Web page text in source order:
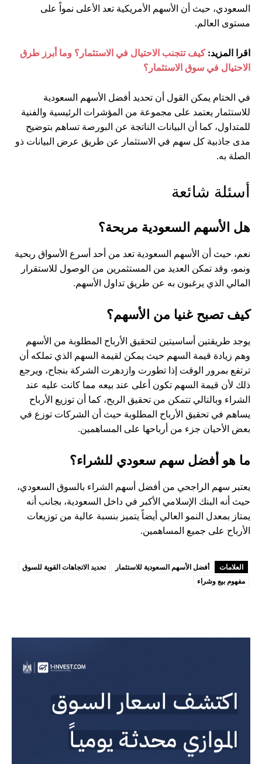
السعودي، حيث أن الأسهم الأمريكية تعد الأعلى نمواً على
مستوى العالم.
اقرا المزيد:كيف تتجنب الاحتيال في الاستثمار؟ وما أبرز طرق
الاحتيال في سوق الاستثمار؟
في الختام يمكن القول أن تحديد أفضل الأسهم السعودية
للاستثمار يعتمد على مجموعة من المؤشرات الرئيسية والفنية
للمتداول، كما أن البيانات الناتجة عن البورصة تساهم بتوضيح
مدى جاذبية كل سهم في الاستثمار عن طريق عرض البيانات ذو
الصلة به.
أسئلة شائعة
هل الأسهم السعودية مربحة؟
نعم، حيث أن الأسهم السعودية تعد من أحد أسرع الأسواق ربحية
ونمو، وقد تمكن العديد من المستثمرين من الوصول للاستقرار
المالي الذي يرغبون به عن طريق تداول الأسهم.
كيف تصبح غنيا من الأسهم؟
يوجد طريقتين أساسيتين لتحقيق الأرباح المطلوبة من الأسهم
وهم زيادة قيمة السهم حيث يمكن لقيمة السهم الذي تملكه أن
ترتفع بمرور الوقت إذا تطورت وازدهرت الشركة بنجاح، ويرجع
ذلك لأن قيمة السهم تكون أعلى عند بيعه مما كانت عليه عند
الشراء وبالتالي تتمكن من تحقيق الربح، كما أن توزيع الأرباح
يساهم في تحقيق الأرباح المطلوبة حيث أن الشركات توزع في
بعض الأحيان جزء من أرباحها على المساهمين.
ما هو أفضل سهم سعودي للشراء؟
يعتبر سهم الراجحي من أفضل أسهم الشراء بالسوق السعودي،
حيث أنه البنك الإسلامي الأكبر في داخل السعودية، بجانب أنه
يمتاز بمعدل النمو العالي أيضاً يتميز بنسبة عالية من توزيعات
الأرباح على جميع المساهمين.
العلامات أفضل الأسهم السعودية للاستثمار
تحديد الاتجاهات القوية للسوق
مفهوم بيع وشراء